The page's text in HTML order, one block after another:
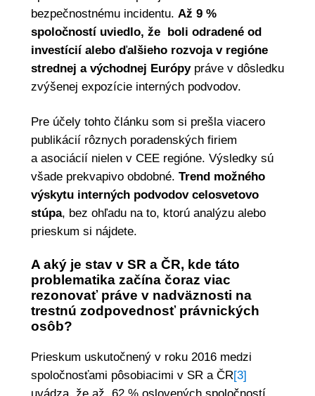
bezpečnostnému incidentu. Až 9 %
spoločností uviedlo, že boli odradené od
investícií alebo ďalšieho rozvoja v regióne
strednej a východnej Európypráve v dôsledku
zvýšenej expozície interných podvodov.
Pre účely tohto článku som si prešla viacero
publikácií rôznych poradenských firiem
a asociácií nielen v CEE regióne. Výsledky sú
všade prekvapivo obdobné. Trend možného
výskytu interných podvodov celosvetovo
stúpa, bez ohľadu na to, ktorú analýzu alebo
prieskum si nájdete.
A aký je stav v SR a ČR, kde táto
problematika začína čoraz viac
rezonovať práve v nadväznosti na
trestnú zodpovednosť právnických
osôb?
Prieskum uskutočnený v roku 2016 medzi
spoločnosťami pôsobiacimi v SR a ČR[3]
uvádza, že až 62 % oslovených spoločností